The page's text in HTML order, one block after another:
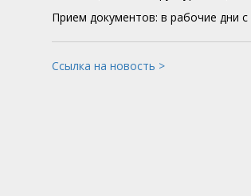
Прием документов: в рабочие дни
Ссылка на новость >